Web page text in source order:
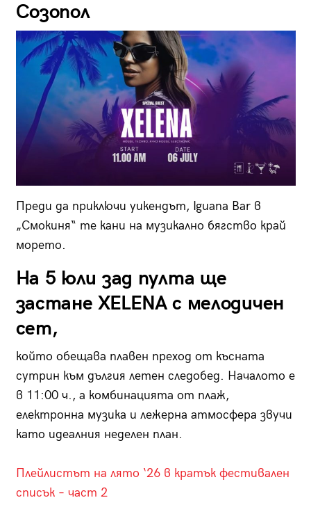
Созопол
Преди да приключи уикендът, Iguana Bar в
„Смокиня“ те кани на музикално бягство край
морето.
На 5 юли зад пулта ще
застане XELENA с мелодичен
сет,
който обещава плавен преход от късната
сутрин към дългия летен следобед. Началото е
в 11:00 ч., а комбинацията от плаж,
електронна музика и лежерна атмосфера звучи
като идеалния неделен план.
Плейлистът на лято ‘26 в кратък фестивален
списък – част 2